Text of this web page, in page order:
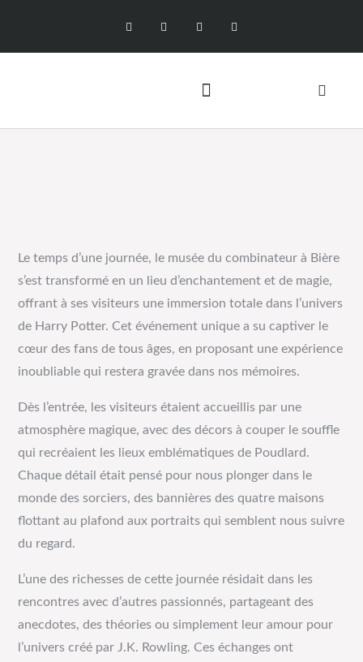
Le temps d’une journée, le musée du combinateur à Bière
s’est transformé en un lieu d’enchantement et de magie,
offrant à ses visiteurs une immersion totale dans l’univers
de Harry Potter. Cet événement unique a su captiver le
cœur des fans de tous âges, en proposant une expérience
inoubliable qui restera gravée dans nos mémoires.
Dès l’entrée, les visiteurs étaient accueillis par une
atmosphère magique, avec des décors à couper le souffle
qui recréaient les lieux emblématiques de Poudlard.
Chaque détail était pensé pour nous plonger dans le
monde des sorciers, des bannières des quatre maisons
flottant au plafond aux portraits qui semblent nous suivre
du regard.
L’une des richesses de cette journée résidait dans les
rencontres avec d’autres passionnés, partageant des
anecdotes, des théories ou simplement leur amour pour
l’univers créé par J.K. Rowling. Ces échanges ont